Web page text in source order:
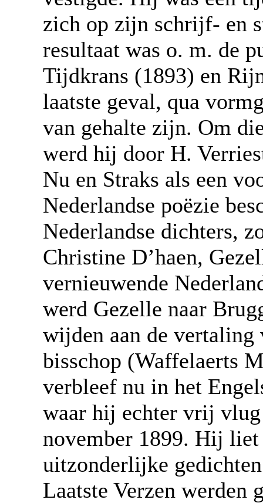
zich op zijn schrijf- en
resultaat was o. m. de
Tijdkrans (1893) en
laatste geval, qua
van gehalte zijn. Om
werd hij door H.
Nu en Straks als een
Nederlandse poëzie
Nederlandse dichters,
Christine D’haen,
vernieuwende
werd Gezelle naar
wijden aan de
bisschop (Waffelaerts
verbleef nu in het
waar hij echter vrij
november 1899. Hij
uitzonderlijke
Laatste Verzen werden